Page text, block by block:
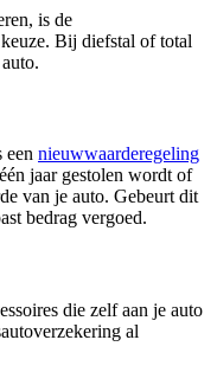
is de
Bij diefstal of total
een nieuwwaarderegeling
jaar gestolen wordt of
van je auto. Gebeurt dit
bedrag vergoed.
die zelf aan je auto
al